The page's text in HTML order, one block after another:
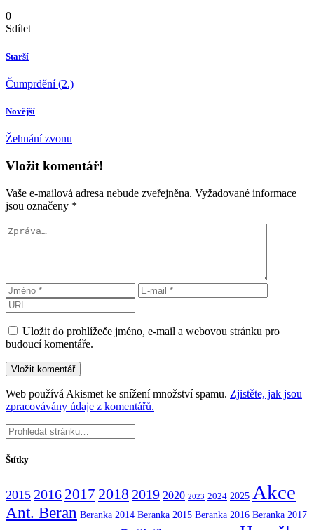
0
Sdílet
Starší
Čumprdění (2.)
Novější
Žehnání zvonu
Vložit komentář!
Vaše e-mailová adresa nebude zveřejněna. Vyžadované informace
jsou označeny *
Uložit do prohlížeče jméno, e-mail a webovou stránku pro
budoucí komentáře.
Web používá Akismet ke snížení množství spamu. Zjistěte, jak jsou
zpracovávány údaje z komentářů.
Štítky
2015 2016 2017 2018 2019 2020 2023 2024 2025 Akce
Ant. Beran Beranka 2014 Beranka 2015 Beranka 2016 Beranka 2017